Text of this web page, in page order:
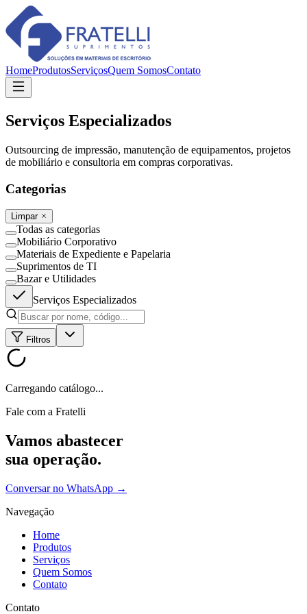
HomeProdutosServiçosQuem SomosContato
Serviços Especializados
Outsourcing de impressão, manutenção de equipamentos, projetos
de mobiliário e consultoria em compras corporativas.
Categorias
Limpar
Todas as categorias
Mobiliário Corporativo
Materiais de Expediente e Papelaria
Suprimentos de TI
Bazar e Utilidades
Serviços Especializados
Filtros
Carregando catálogo...
Fale com a Fratelli
Vamos abastecer
sua operação.
Conversar no WhatsApp →
Navegação
Home
Produtos
Serviços
Quem Somos
Contato
Contato